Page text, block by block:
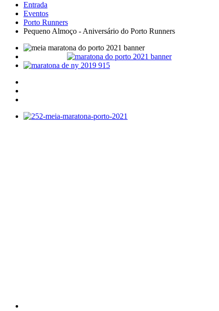
Entrada
Eventos
Porto Runners
Pequeno Almoço - Aniversário do Porto Runners